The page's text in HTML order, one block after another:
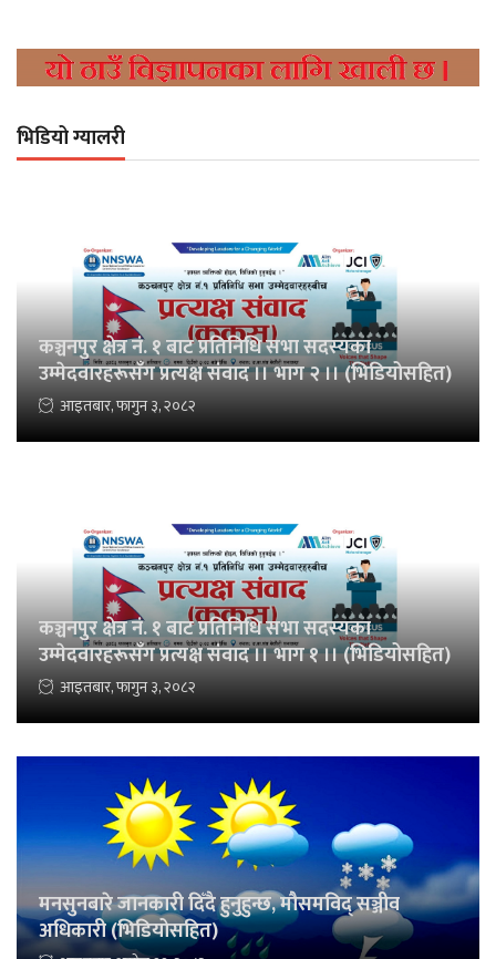
भिडियो ग्यालरी
कञ्चनपुर क्षेत्र नं. १ बाट प्रतिनिधि सभा सदस्यका
उम्मेदवारहरूसँग प्रत्यक्ष संवाद ।। भाग २ ।। (भिडियोसहित)
आइतबार, फागुन ३, २०८२
कञ्चनपुर क्षेत्र नं. १ बाट प्रतिनिधि सभा सदस्यका
उम्मेदवारहरूसँग प्रत्यक्ष संवाद ।। भाग १ ।। (भिडियोसहित)
आइतबार, फागुन ३, २०८२
मनसुनबारे जानकारी दिँदै हुनुहुन्छ, मौसमविद् सञ्जीव
अधिकारी (भिडियोसहित)